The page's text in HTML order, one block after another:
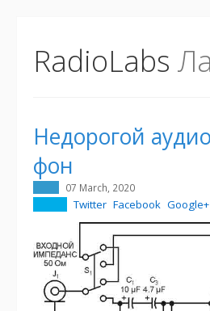
RadioLabs
Недорогой
фон
07 March, 2020
Twitter Facebook Google+